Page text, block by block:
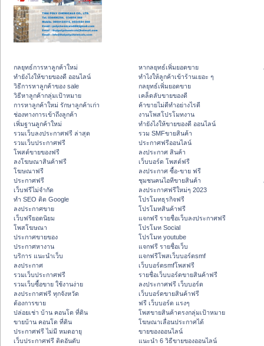
กลยุทธ์การหาลูกค้าใหม่
ทํายังไงให้ขายของดี ออนไลน์
วิธีการหาลูกค้าของ sale
วิธีหาลูกค้ากลุ่มเป้าหมาย
การหาลูกค้าใหม่ รักษาลูกค้าเก่า
ช่องทางการเข้าถึงลูกค้า
เพิ่มฐานลูกค้าใหม่
รวมเว็บลงประกาศฟรี ล่าสุด
รวมเว็บประกาศฟรี
โพสต์ขายของฟรี
ลงโฆษณาสินค้าฟรี
โฆษณาฟรี
ประกาศฟรี
เว็บฟรีไม่จำกัด
ทำ SEO ติด Google
ลงประกาศขาย
เว็บฟรียอดนิยม
โพสโฆษณา
ประกาศขายของ
ประกาศหางาน
บริการ แนะนำเว็บ
ลงประกาศ
รวมเว็บประกาศฟรี
รวมเว็บซื้อขาย ใช้งานง่าย
ลงประกาศฟรี ทุกจังหวัด
ต้องการขาย
ปล่อยเช่า บ้าน คอนโด ที่ดิน
ขายบ้าน คอนโด ที่ดิน
ประกาศฟรี ไม่มี หมดอายุ
เว็บประกาศฟรี ติดอันดับ
หากลยุทธ์เพิ่มยอดขาย
ทําไงให้ลูกค้าเข้าร้านเยอะ ๆ
กลยุทธ์เพิ่มยอดขาย
เคล็ดลับขายของดี
ค้าขายไม่ดีทำอย่างไรดี
งานโพสโปรโมทงาน
ทํายังไงให้ขายของดี ออนไลน์
รวม SMFขายสินค้า
ประกาศฟรีออนไลน์
ลงประกาศ สินค้า
เว็บบอร์ด โพสต์ฟรี
ลงประกาศ ซื้อ-ขาย ฟรี
ชุมชนคนไอทีขายสินค้า
ลงประกาศฟรีใหม่ๆ 2023
โปรโมทธุรกิจฟรี
โปรโมทสินค้าฟรี
แจกฟรี รายชื่อเว็บลงประกาศฟรี
โปรโมท Social
โปรโมท youtube
แจกฟรี รายชื่อเว็บ
แจกฟรีโพสเว็บบอร์ดsmf
เว็บบอร์ดsmfโพสฟรี
รายชื่อเว็บบอร์ดขายสินค้าฟรี
ลงประกาศฟรี เว็บบอร์ด
เว็บบอร์ดขายสินค้าฟรี
ฟรี เว็บบอร์ด แรงๆ
โพสขายสินค้าตรงกลุ่มเป้าหมาย
โฆษณาเลื่อนประกาศได้
ขายของออนไลน์
แนะนำ 6 วิธีขายของออนไลน์